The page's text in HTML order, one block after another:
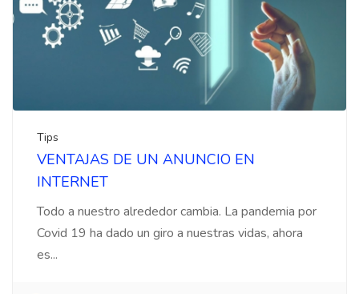
Tips
VENTAJAS DE UN ANUNCIO EN
INTERNET
Todo a nuestro alrededor cambia. La pandemia por
Covid 19 ha dado un giro a nuestras vidas, ahora
es...